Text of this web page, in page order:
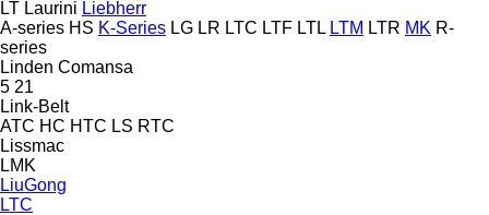
LT Laurini Liebherr
A-series HS K-Series LG LR LTC LTF LTL LTM LTR MK R-
series
Linden Comansa
5 21
Link-Belt
ATC HC HTC LS RTC
Lissmac
LMK
LiuGong
LTC